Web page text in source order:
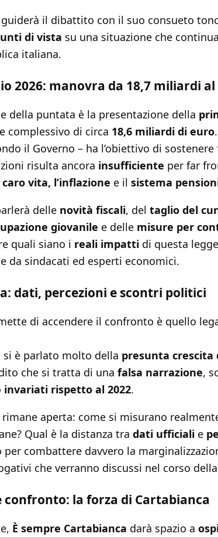
il dibattito con il suo consueto
di vista su una situazione che
italiana.
2026: manovra da 18,7 miliardi
della puntata è la presentazione della
complessivo di circa 18,6 miliardi di euro.
il Governo – ha l’obiettivo di
risulta ancora insufficiente per far
caro vita, l’inflazione e il sistema
delle novità fiscali, del taglio del
giovanile e delle misure per
quali siano i reali impatti di questa
da sindacati ed esperti economici.
dati, percezioni e scontri politici
di accendere il confronto è quello
è parlato molto della presunta crescita
che si tratta di una falsa narrazione,
invariati rispetto al 2022.
aperta: come si misurano
Qual è la distanza tra dati ufficiali e
combattere davvero la
che verranno discussi nel corso
confronto: la forza di Cartabianca
È sempre Cartabianca darà spazio a